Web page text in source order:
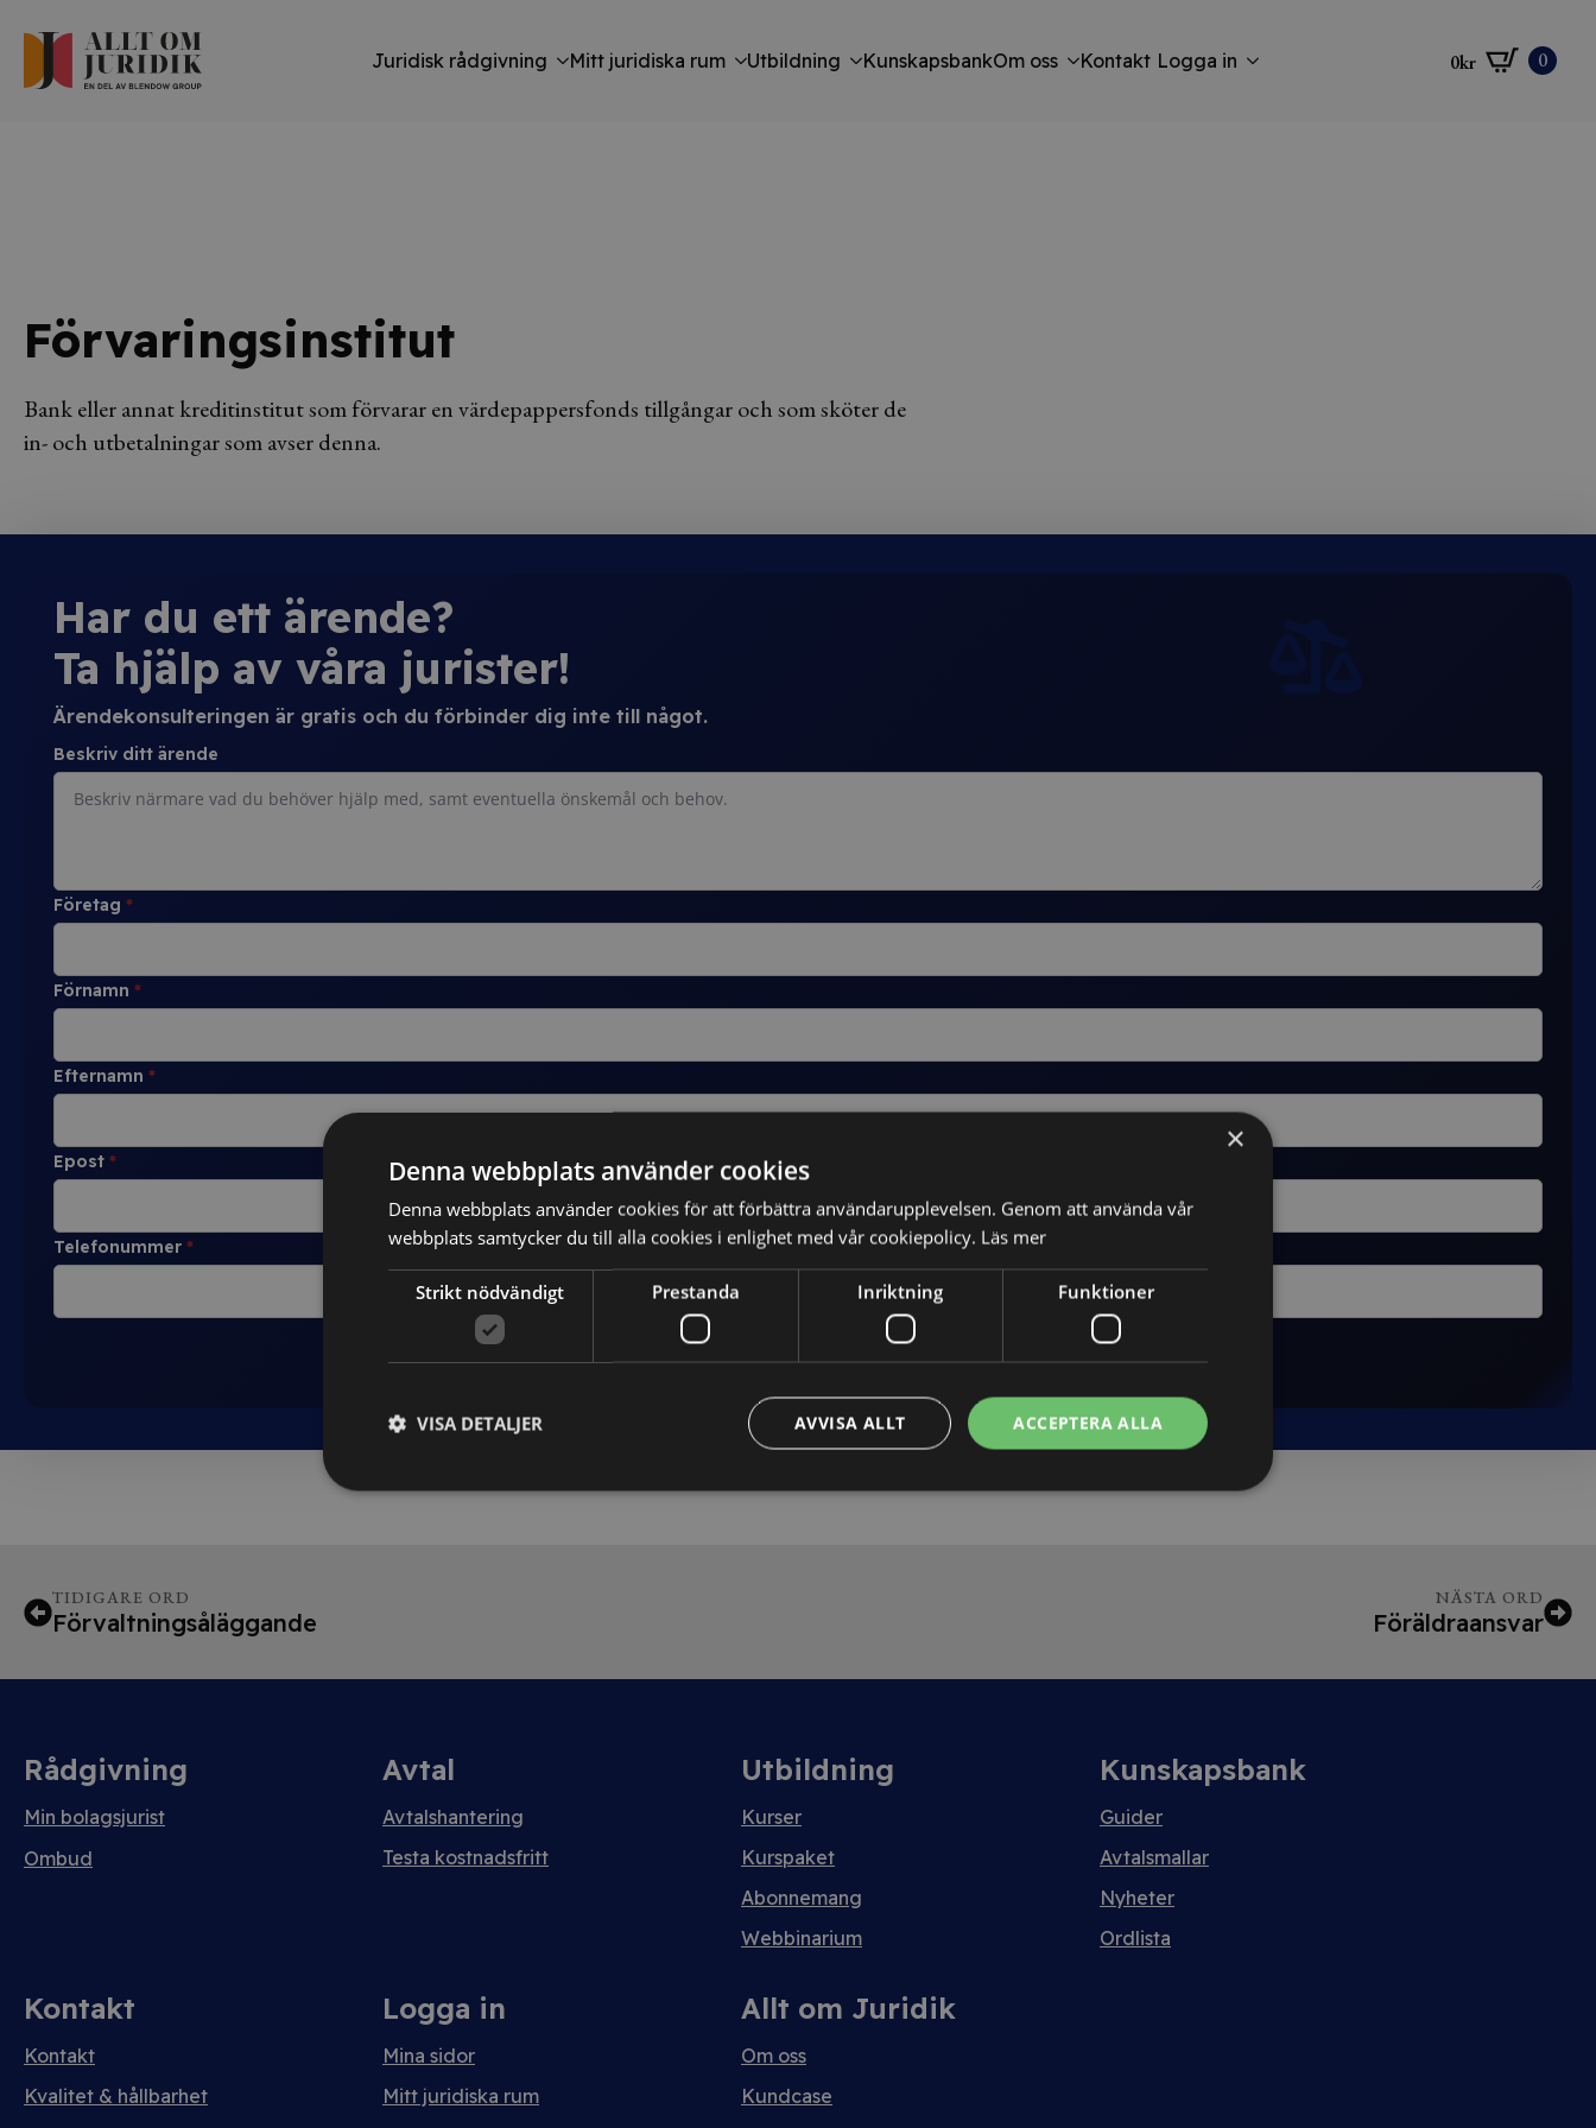
Juridisk rådgivning Mitt juridiska rum Utbildning KunskapsbankOm oss Kontakt Logga in 0kr 0
Förvaringsinstitut
Bank eller annat kreditinstitut som förvarar en värdepappersfonds tillgångar och som sköter de
in- och utbetalningar som avser denna.
Har du ett ärende?
Ta hjälp av våra jurister!
Ärendekonsulteringen är gratis och du förbinder dig inte till något.
Beskriv ditt ärende
Företag *
Förnamn *
Efternamn *
Epost *
Telefonummer *
TIDIGARE ORD
Förvaltningsåläggande
NÄSTA ORD
Föräldraansvar
Rådgivning
Min bolagsjurist
Ombud
Avtal
Avtalshantering
Testa kostnadsfritt
Utbildning
Kurser
Kurspaket
Abonnemang
Webbinarium
Kunskapsbank
Guider
Avtalsmallar
Nyheter
Ordlista
Kontakt
Kontakt
Kvalitet & hållbarhet
Logga in
Mina sidor
Mitt juridiska rum
Allt om Juridik
Om oss
Kundcase
×
Denna webbplats använder cookies
Denna webbplats använder cookies för att förbättra användarupplevelsen. Genom att använda vår
webbplats samtycker du till alla cookies i enlighet med vår cookiepolicy. Läs mer
Strikt nödvändigt Prestanda Inriktning Funktioner
ACCEPTERA ALLA
AVVISA ALLT
VISA DETALJER